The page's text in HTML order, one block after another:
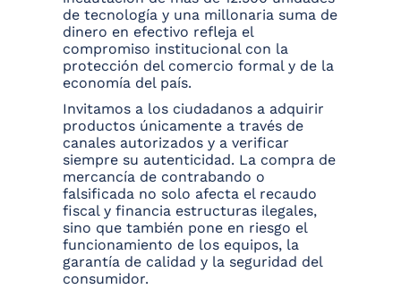
de tecnología y una millonaria suma de
dinero en efectivo refleja el
compromiso institucional con la
protección del comercio formal y de la
economía del país.
Invitamos a los ciudadanos a adquirir
productos únicamente a través de
canales autorizados y a verificar
siempre su autenticidad. La compra de
mercancía de contrabando o
falsificada no solo afecta el recaudo
fiscal y financia estructuras ilegales,
sino que también pone en riesgo el
funcionamiento de los equipos, la
garantía de calidad y la seguridad del
consumidor.